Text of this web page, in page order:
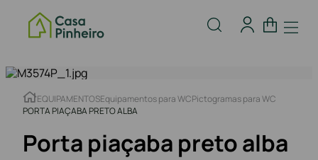
EQUIPAMENTOSEquipamentos para WCPictogramas para WC
PORTA PIAÇABA PRETO ALBA
Porta piaçaba preto alba